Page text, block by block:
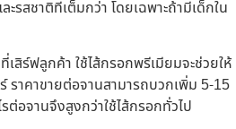
รสชาติที่เต็มกว่า โดยเฉพาะถ้ามีเด็กใน
เสิร์ฟลูกค้า ใช้ไส้กรอกพรีเมียมจะช่วยให้
ราคาขายต่อจานสามารถบวกเพิ่ม 5-15
อจานจึงสูงกว่าใช้ไส้กรอกทั่วไป